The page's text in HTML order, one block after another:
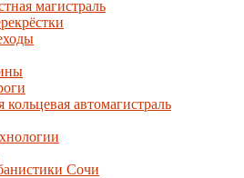
магистраль
кольцевая автомагистраль
Сочи